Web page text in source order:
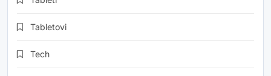
Tabletovi
Tech